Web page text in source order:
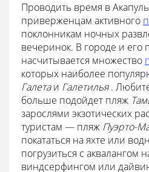
Проводить время в
приверженцам активного
поклонникам ночных
вечеринок. В городе и его
насчитывается множество
которых наиболее
Галетаи Галетилья.
больше подойдет пляж
зарослями экзотических
туристам — пляж Пуэрто-
покататься на яхте или
погрузиться с аквалангом
виндсерфингом или